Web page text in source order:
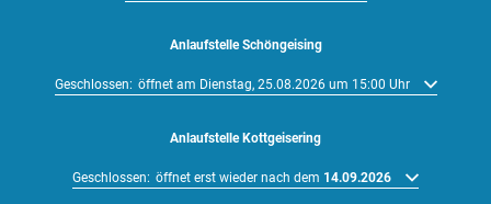
Anlaufstelle Schöngeising
Klicken, um weitere Öffnungs- oder Schließzeiten auszublenden
Geschlossen: öffnet am Dienstag, 25.08.2026 um 15:00 Uhr
Anlaufstelle Kottgeisering
Klicken, um weitere Öffnungs- oder Schließzeiten auszublenden
Geschlossen: öffnet erst wieder nach dem 14.09.2026